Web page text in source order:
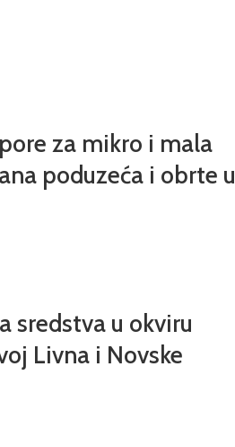
za mikro i mala
poduzeća i obrte u
sredstva u okviru
Livna i Novske